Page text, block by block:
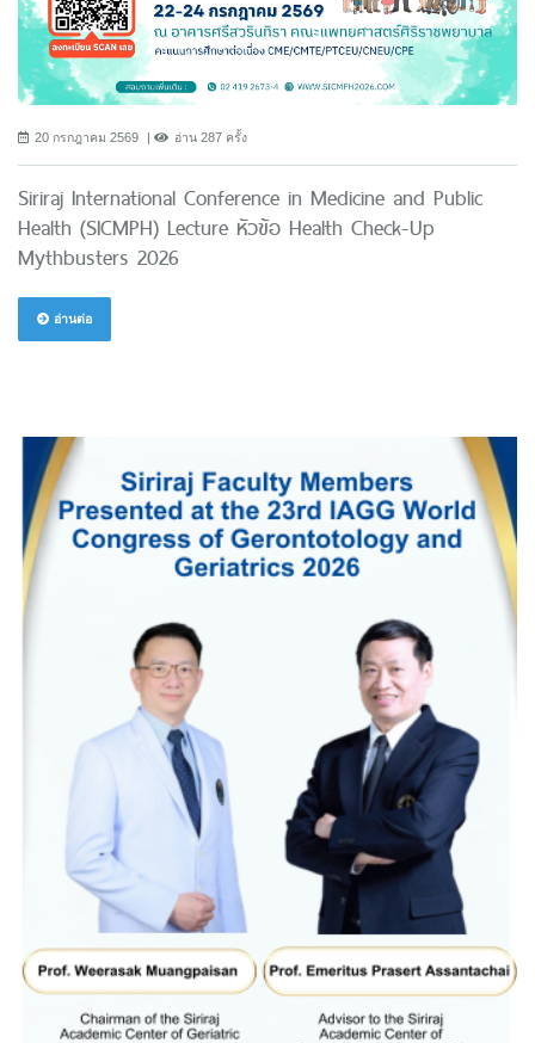
20 กรกฎาคม 2569 อ่าน 287 ครั้ง
Siriraj International Conference in Medicine and Public
Health (SICMPH) Lecture หัวข้อ Health Check-Up
Mythbusters 2026
อ่านต่อ